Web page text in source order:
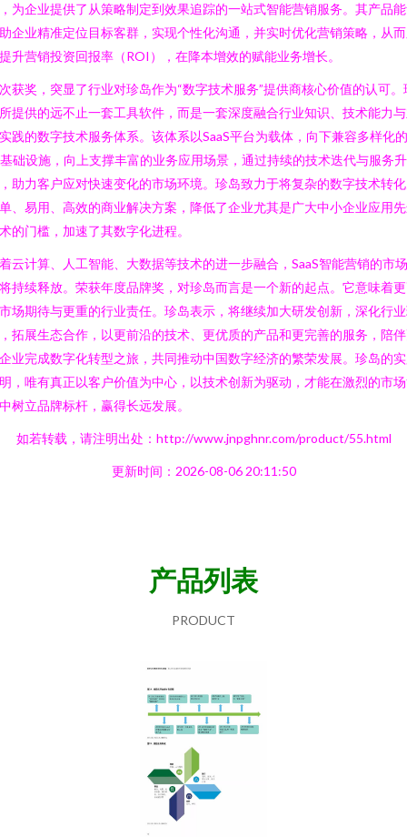
为企业提供了从策略制定到效果追踪的一站式智能营销服务。其产品
企业精准定位目标客群，实现个性化沟通，并实时优化营销策略，从
升营销投资回报率（ROI），在降本增效的赋能业务增长。
获奖，突显了行业对珍岛作为“数字技术服务”提供商核心价值的认可。
提供的远不止一套工具软件，而是一套深度融合行业知识、技术能力
践的数字技术服务体系。该体系以SaaS平台为载体，向下兼容多样化的
础设施，向上支撑丰富的业务应用场景，通过持续的技术迭代与服务升
助力客户应对快速变化的市场环境。珍岛致力于将复杂的数字技术转
、易用、高效的商业解决方案，降低了企业尤其是广大中小企业应用
的门槛，加速了其数字化进程。
云计算、人工智能、大数据等技术的进一步融合，SaaS智能营销的市
持续释放。荣获年度品牌奖，对珍岛而言是一个新的起点。它意味着
场期待与更重的行业责任。珍岛表示，将继续加大研发创新，深化行
拓展生态合作，以更前沿的技术、更优质的产品和更完善的服务，陪
业完成数字化转型之旅，共同推动中国数字经济的繁荣发展。珍岛的
，唯有真正以客户价值为中心，以技术创新为驱动，才能在激烈的市
树立品牌标杆，赢得长远发展。
如若转载，请注明出处：http://www.jnpghnr.com/product/55.html
更新时间：2026-08-06 20:11:50
产品列表
PRODUCT